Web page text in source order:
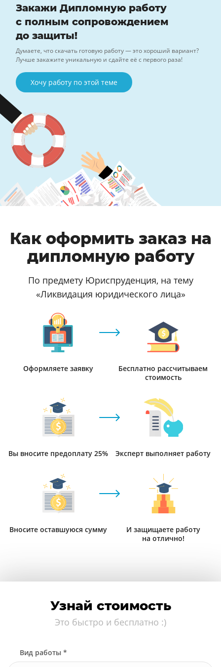
Закажи Дипломную работу
с полным сопровождением
до защиты!
Думаете, что скачать готовую работу — это хороший вариант?
Лучше закажите уникальную и сдайте её с первого раза!
Хочу работу по этой теме
Как оформить заказ на
дипломную работу
По предмету Юриспруденция, на тему
«Ликвидация юридического лица»
Оформляете заявку
Бесплатно рассчитываем
стоимость
Вы вносите предоплату 25% Эксперт выполняет работу
Вносите оставшуюся сумму
И защищаете работу
на отлично!
Узнай стоимость
Это быстро и бесплатно :)
Вид работы *